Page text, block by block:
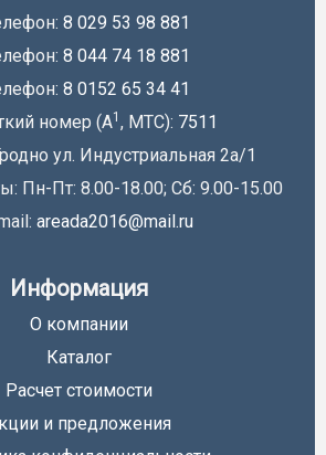
8 029 53 98 881
8 044 74 18 881
8 0152 65 34 41
номер (A1 , МТС): 7511
ул. Индустриальная 2а/1
Пн-Пт: 8.00-18.00; Cб: 9.00-15.00
areada2016@mail.ru
Информация
О компании
Каталог
Расчет стоимости
и предложения